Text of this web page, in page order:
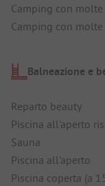
Camping con
Camping con
Balneazione e
Reparto beauty
Piscina all'aperto
Sauna
Piscina all'aperto
Piscina coperta (a